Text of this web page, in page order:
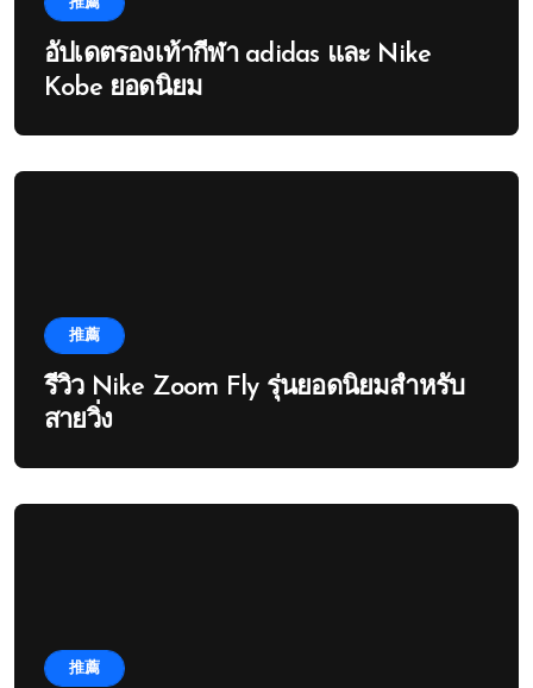
อัปเดตรองเท้ากีฬา adidas และ Nike
Kobe ยอดนิยม
推薦
รีวิว Nike Zoom Fly รุ่นยอดนิยมสำหรับ
สายวิ่ง
推薦